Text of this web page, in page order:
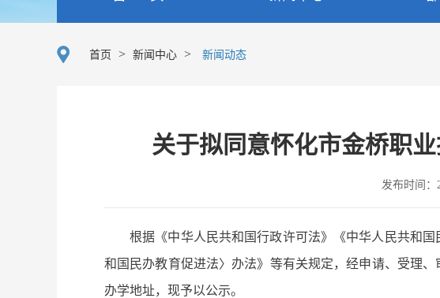
首页 > 新闻中心 > 新闻动态
关于拟同意怀化市金桥职
发布时间：
根据《中华人民共和国行政许可法》《中华人民共和
和国民办教育促进法〉办法》等有关规定，经申请、受理
办学地址，现予以公示。